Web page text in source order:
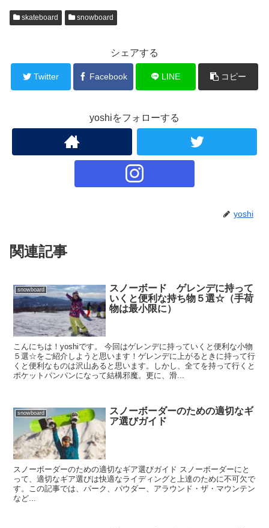
skateboard snowboard
シェアする
Twitter Facebook LINE コピー
yoshiをフォローする
yoshi
関連記事
snowboard
スノーボード ゲレンデに持って
いくと便利な持ち物５選☆（手荷
物は最小限に）
こんにちは！yoshiです。 今回はゲレンデに持っていくと便利な小物
５選☆をご紹介しようと思います！ゲレンデに上がるときに持って行
くと便利なものは沢山あると思います。しかし、全てを持って行くと
ポケットパンパンになって結構邪魔。更に、滑...
snowboard
スノーボーダーのための適切なギ
ア選びガイド
スノーボーダーのための適切なギア選びガイド スノーボーダーにと
って、適切なギア選びは快適なライディングと上達のために不可欠で
す。この記事では、パーク、パウダー、アラウンド・ザ・マウンテン
など...